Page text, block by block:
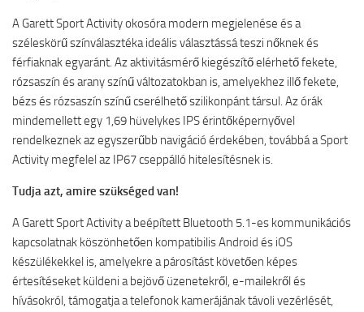
A Garett Sport Activity okosóra modern megjelenése és a
széleskörű színválasztéka ideális választássá teszi nőknek és
férfiaknak egyaránt. Az aktivitásmérő kiegészítő elérhető fekete,
rózsaszín és arany színű változatokban is, amelyekhez illő fekete,
bézs és rózsaszín színű cserélhető szilikonpánt társul. Az órák
mindemellett egy 1,69 hüvelykes IPS érintőképernyővel
rendelkeznek az egyszerűbb navigáció érdekében, továbbá a Sport
Activity megfelel az IP67 cseppálló hitelesítésnek is.
Tudja azt, amire szükséged van!
A Garett Sport Activity a beépített Bluetooth 5.1-es kommunikációs
kapcsolatnak köszönhetően kompatibilis Android és iOS
készülékekkel is, amelyekre a párosítást követően képes
értesítéseket küldeni a bejövő üzenetekről, e-mailekről és
hívásokról, támogatja a telefonok kamerájának távoli vezérlését,